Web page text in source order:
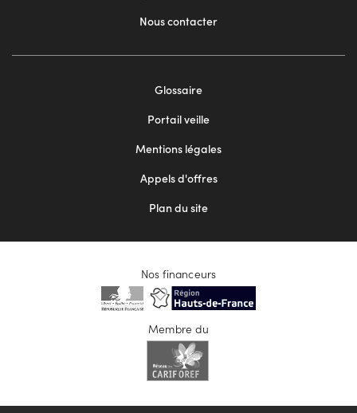
Nous contacter
Glossaire
Portail veille
Mentions légales
Appels d'offres
Plan du site
Nos financeurs
Membre du